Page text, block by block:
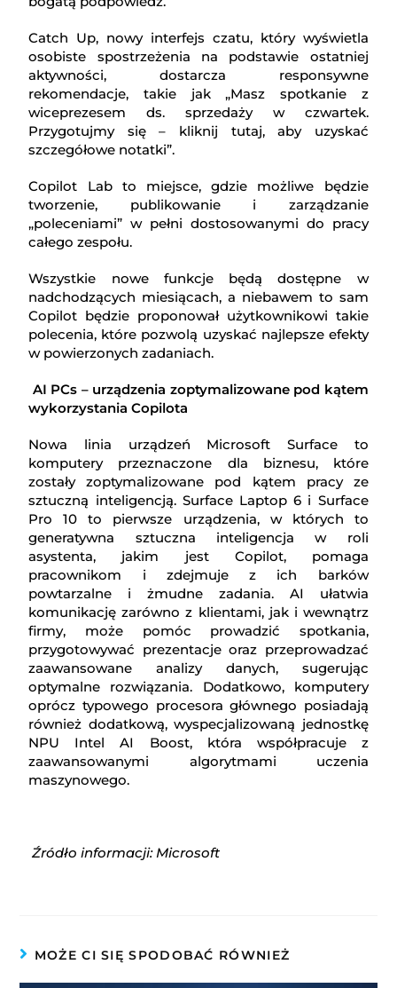
Catch Up, nowy interfejs czatu, który wyświetla
osobiste spostrzeżenia na podstawie ostatniej
aktywności, dostarcza responsywne
rekomendacje, takie jak „Masz spotkanie z
wiceprezesem ds. sprzedaży w czwartek.
Przygotujmy się – kliknij tutaj, aby uzyskać
szczegółowe notatki”.
Copilot Lab to miejsce, gdzie możliwe będzie
tworzenie, publikowanie i zarządzanie
„poleceniami” w pełni dostosowanymi do pracy
całego zespołu.
Wszystkie nowe funkcje będą dostępne w
nadchodzących miesiącach, a niebawem to sam
Copilot będzie proponował użytkownikowi takie
polecenia, które pozwolą uzyskać najlepsze efekty
w powierzonych zadaniach.
AI PCs – urządzenia zoptymalizowane pod kątem
wykorzystania Copilota
Nowa linia urządzeń Microsoft Surface to
komputery przeznaczone dla biznesu, które
zostały zoptymalizowane pod kątem pracy ze
sztuczną inteligencją. Surface Laptop 6 i Surface
Pro 10 to pierwsze urządzenia, w których to
generatywna sztuczna inteligencja w roli
asystenta, jakim jest Copilot, pomaga
pracownikom i zdejmuje z ich barków
powtarzalne i żmudne zadania. AI ułatwia
komunikację zarówno z klientami, jak i wewnątrz
firmy, może pomóc prowadzić spotkania,
przygotowywać prezentacje oraz przeprowadzać
zaawansowane analizy danych, sugerując
optymalne rozwiązania. Dodatkowo, komputery
oprócz typowego procesora głównego posiadają
również dodatkową, wyspecjalizowaną jednostkę
NPU Intel AI Boost, która współpracuje z
zaawansowanymi algorytmami uczenia
maszynowego.
Źródło informacji: Microsoft
MOŻE CI SIĘ SPODOBAĆ RÓWNIEŻ